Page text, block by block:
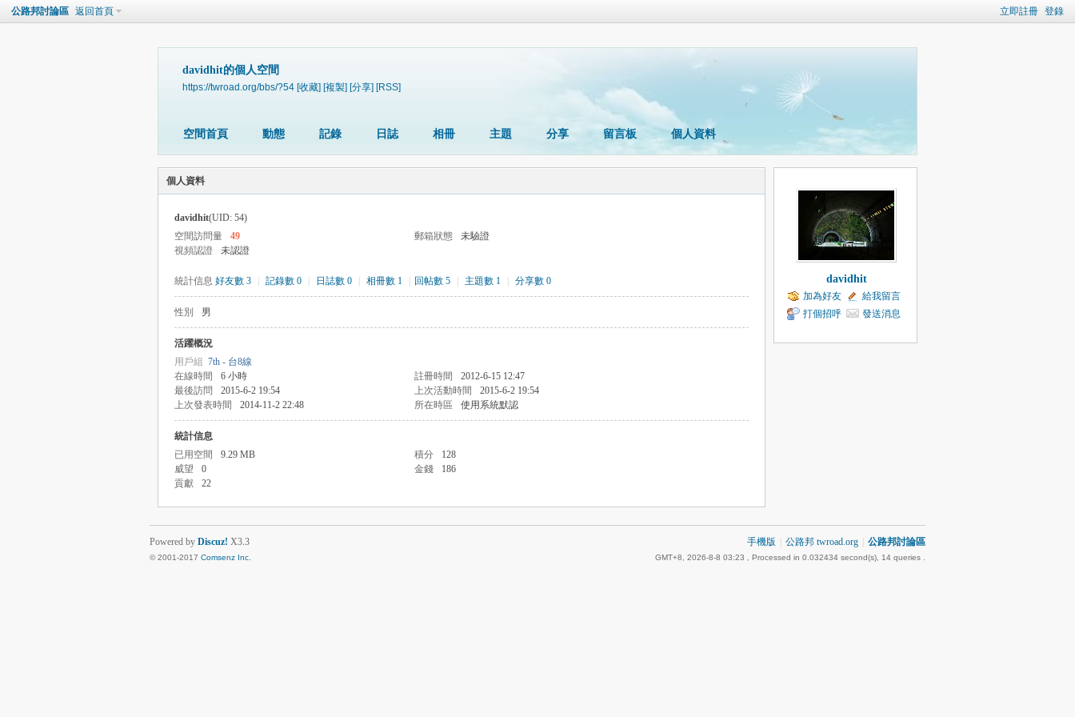
立即註冊 登錄
公路邦討論區 返回首頁
davidhit的個人空間
https://twroad.org/bbs/?54 [收藏] [複製] [分享] [RSS]
空間首頁 動態 記錄 日誌 相冊 主題 分享 留言板 個人資料
個人資料
davidhit(UID: 54)
空間訪問量
49 郵箱狀態
未驗證
視頻認證
未認證
統計信息 好友數 3 記錄數 0 日誌數 0 相冊數 1 回帖數 5 主題數 1 分享數 0
性別 男
活躍概況
用戶組 7th - 台8線
在線時間
6 小時 註冊時間
2012-6-15 12:47
最後訪問
2015-6-2 19:54 上次活動時間
2015-6-2 19:54
上次發表時間
2014-11-2 22:48 所在時區 使用系統默認
統計信息
已用空間
9.29 MB 積分
128
威望
0 金錢
186
貢獻
22
davidhit
加為好友
給我留言
打個招呼
發送消息
手機版 公路邦 twroad.org 公路邦討論區
GMT+8, 2026-8-8 03:23 , Processed in 0.032434 second(s), 14 queries .
Powered by Discuz! X3.3
© 2001-2017 Comsenz Inc.